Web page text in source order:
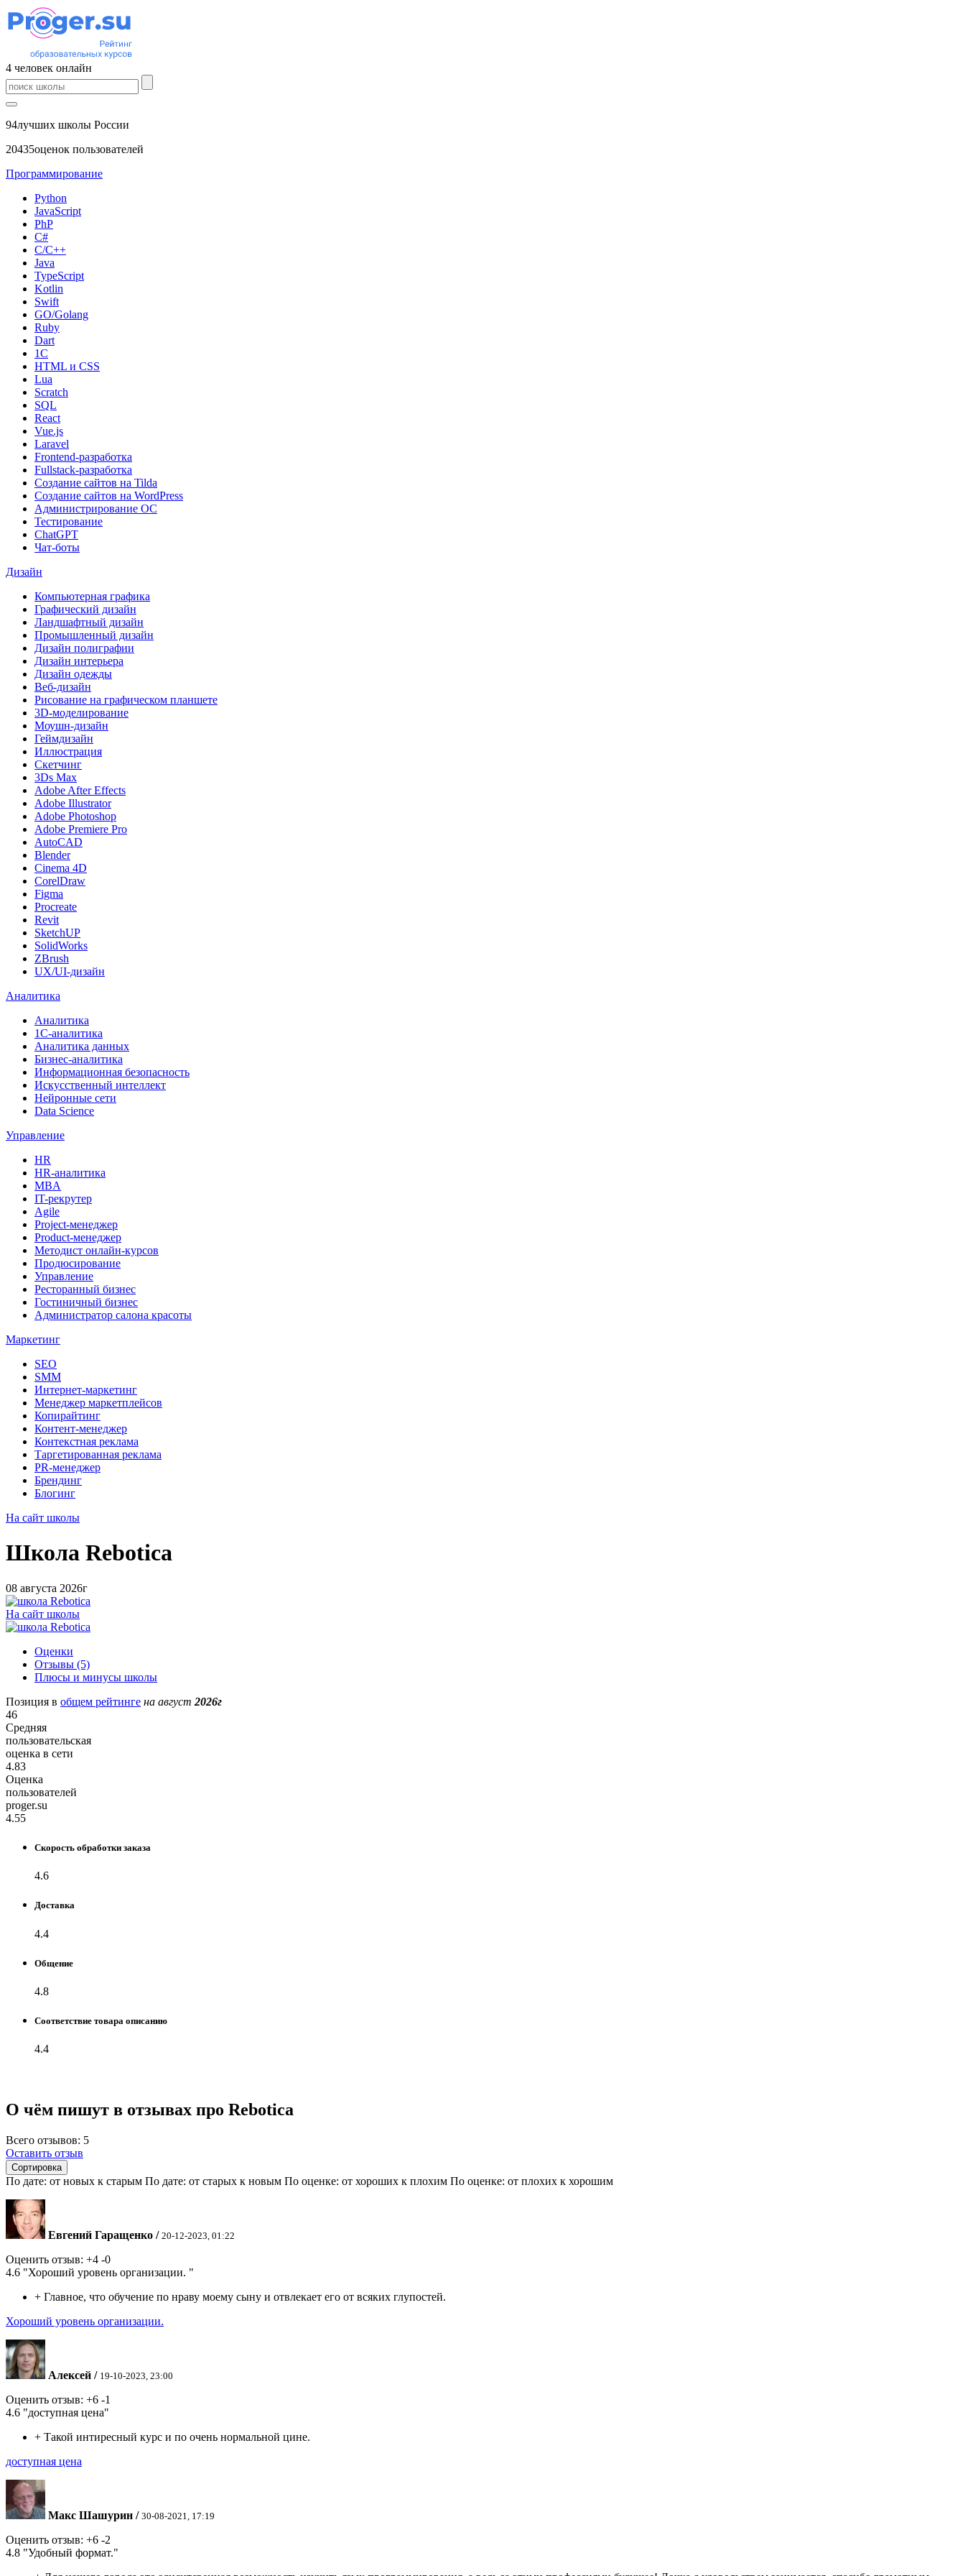
4 человек онлайн
94лучших школы России
20435оценок пользователей
Программирование
Python
JavaScript
PhP
C#
С/C++
Java
TypeScript
Kotlin
Swift
GO/Golang
Ruby
Dart
1С
HTML и CSS
Lua
Scratch
SQL
React
Vue.js
Laravel
Frontend-разработка
Fullstack-разработка
Создание сайтов на Tilda
Создание сайтов на WordPress
Администрирование ОС
Тестирование
ChatGPT
Чат-боты
Дизайн
Компьютерная графика
Графический дизайн
Ландшафтный дизайн
Промышленный дизайн
Дизайн полиграфии
Дизайн интерьера
Дизайн одежды
Веб-дизайн
Рисование на графическом планшете
3D-моделирование
Моушн-дизайн
Геймдизайн
Иллюстрация
Скетчинг
3Ds Max
Adobe After Effects
Adobe Illustrator
Adobe Photoshop
Adobe Premiere Pro
AutoCAD
Blender
Cinema 4D
CorelDraw
Figma
Procreate
Revit
SketchUP
SolidWorks
ZBrush
UX/UI-дизайн
Аналитика
Аналитика
1С-аналитика
Аналитика данных
Бизнес-аналитика
Информационная безопасность
Искусственный интеллект
Нейронные сети
Data Science
Управление
HR
HR-аналитика
MBA
IT-рекрутер
Agile
Project-менеджер
Product-менеджер
Методист онлайн-курсов
Продюсирование
Управление
Ресторанный бизнес
Гостиничный бизнес
Администратор салона красоты
Маркетинг
SEO
SMM
Интернет-маркетинг
Менеджер маркетплейсов
Копирайтинг
Контент-менеджер
Контекстная реклама
Таргетированная реклама
PR-менеджер
Брендинг
Блогинг
На сайт школы
Школа Rebotica
08 августа 2026г
На сайт школы
Оценки
Отзывы (5)
Плюсы и минусы школы
Позиция в общем рейтинге на август 2026г
46
Средняя
пользовательская
оценка в сети
4.83
Оценка
пользователей
proger.su
4.55
Скорость обработки заказа
4.6
Доставка
4.4
Общение
4.8
Соответствие товара описанию
4.4
О чём пишут в отзывах про Rebotica
Всего отзывов: 5
Оставить отзыв
Сортировка
По дате: от новых к старым По дате: от старых к новым По оценке: от хороших к плохим По оценке: от плохих к хорошим
Евгений Гаращенко / 20-12-2023, 01:22
Оценить отзыв: +4 -0
4.6 "Хороший уровень организации. "
+ Главное, что обучение по нраву моему сыну и отвлекает его от всяких глупостей.
Хороший уровень организации.
Алексей / 19-10-2023, 23:00
Оценить отзыв: +6 -1
4.6 "доступная цена"
+ Такой интиресный курс и по очень нормальной цине.
доступная цена
Макс Шашурин / 30-08-2021, 17:19
Оценить отзыв: +6 -2
4.8 "Удобный формат."